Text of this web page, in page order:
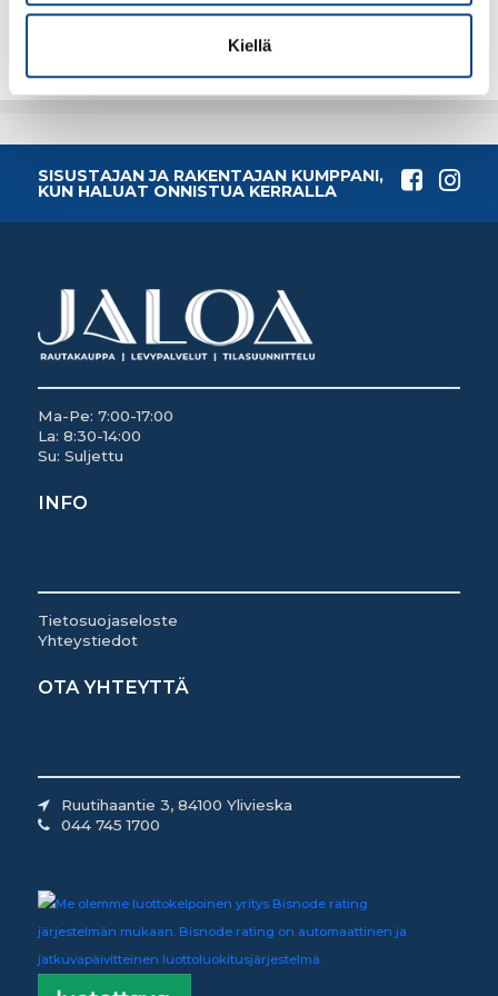
Kiellä
Lisää tilauskoriin Lisää tilauskoriin
SISUSTAJAN JA RAKENTAJAN KUMPPANI,
KUN HALUAT ONNISTUA KERRALLA
Ma-Pe: 7:00-17:00
La: 8:30-14:00
Su: Suljettu
INFO
Tietosuojaseloste
Yhteystiedot
OTA YHTEYTTÄ
Ruutihaantie 3, 84100 Ylivieska
044 745 1700